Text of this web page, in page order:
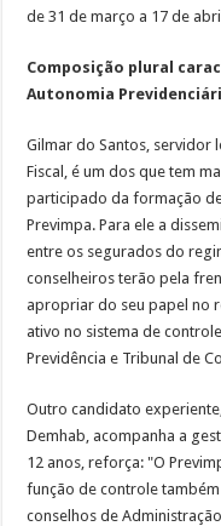
de 31 de março a 17 de
Composição plural
Autonomia
Gilmar do Santos, servidor
Fiscal, é um dos que tem
participado da formação
Previmpa. Para ele a
entre os segurados do
conselheiros terão pela
apropriar do seu papel no
ativo no sistema de
Previdência e Tribunal de
Outro candidato
Demhab, acompanha a
12 anos, reforça: "O
função de controle
conselhos de